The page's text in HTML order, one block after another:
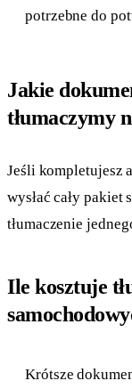
potrzebne do
Jakie
tłumaczymy
Jeśli kompletujesz
wysłać cały pakiet
tłumaczenie
Ile kosztuje
Krótsze